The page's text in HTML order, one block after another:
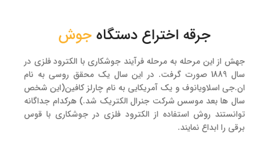
جرقه اختراع دستگاه جوش
جهش از این مرحله به مرحله فرآیند جوشکاری با الکترود فلزی در
سال 1889 صورت گرفت. در این سال یک محقق روسی به نام
ان.جی اسلاویانوف و یک آمریکایی به نام چارلز کافین(این شخص
سال ها بعد موسس شرکت جنرال الکتریک شد.) هرکدام جداگانه
توانستند روش استفاده از الکترود فلزی در جوشکاری با قوس
برقی را ابداع نمایند.